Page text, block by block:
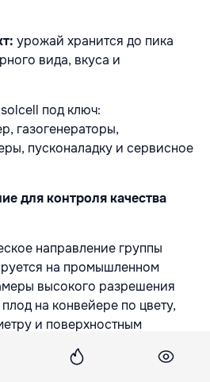
урожай хранится до пика
вида, вкуса и
под ключ:
газогенераторы,
пусконаладку и сервисное
для контроля качества
направление группы
на промышленном
высокого разрешения
на конвейере по цвету,
и поверхностным